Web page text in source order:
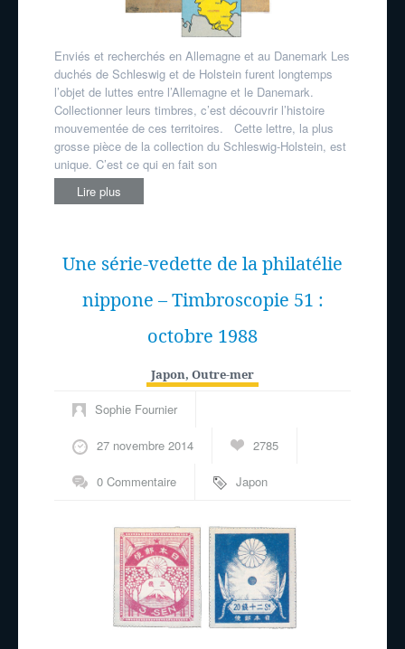
Enviés et recherchés en Allemagne et au Danemark Les
duchés de Schleswig et de Holstein furent longtemps
l’objet de luttes entre l’Allemagne et le Danemark.
Collectionner leurs timbres, c’est découvrir l’histoire
mouvementée de ces territoires. Cette lettre, la plus
grosse pièce de la collection du Schleswig-Holstein, est
unique. C’est ce qui en fait son
Lire plus
Une série-vedette de la philatélie
nippone – Timbroscopie 51 :
octobre 1988
Japon, Outre-mer
Sophie Fournier
27 novembre 2014 2785
0 Commentaire Japon